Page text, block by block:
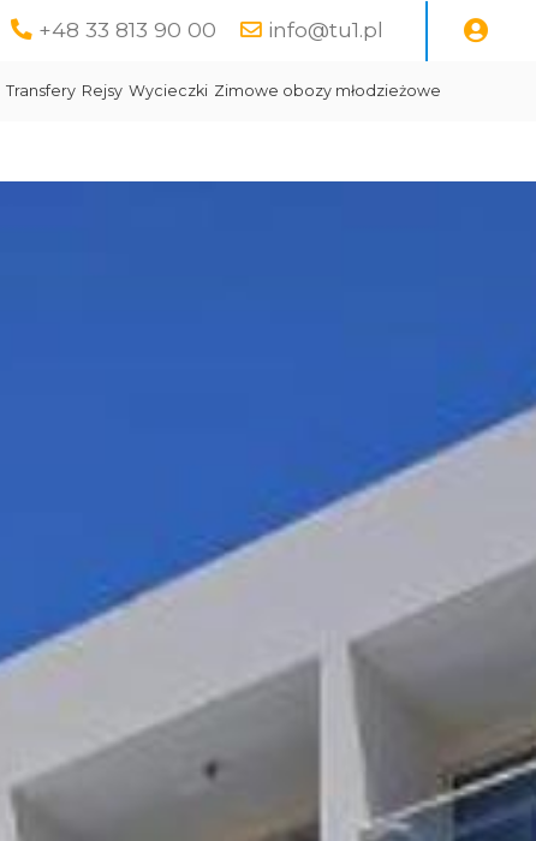
+48 33 813 90 00 info@tu1.pl
Transfery Rejsy Wycieczki Zimowe obozy młodzieżowe